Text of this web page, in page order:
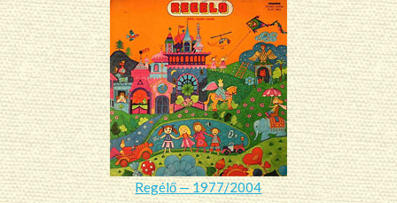
Regélő — 1977/2004